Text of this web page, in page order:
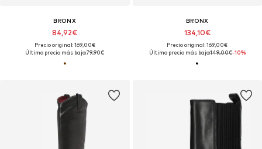
BRONX
84,92€
Precio original: 169,00€
Último precio más bajo:79,90€
BRONX
134,10€
Precio original: 169,00€
Último precio más bajo:149,00€-10%